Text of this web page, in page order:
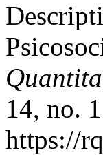
14, no.
https://